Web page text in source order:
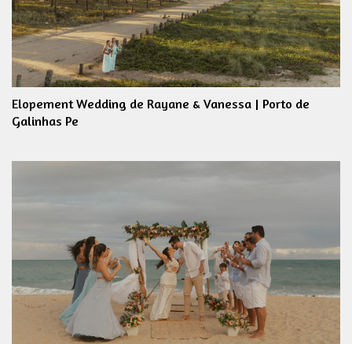
Elopement Wedding de Rayane & Vanessa | Porto de
Galinhas Pe